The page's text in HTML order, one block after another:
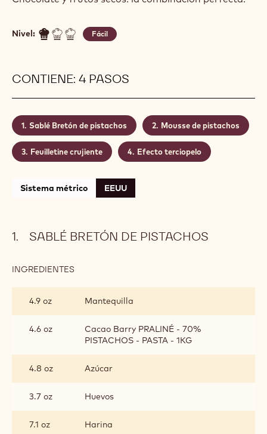
Nivel: Fácil
CONTIENE: 4 PASOS
Sablé Bretón de pistachos Mousse de pistachos
Feuilletine crujiente Efecto terciopelo
Sistema métrico EEUU
SABLÉ BRETÓN DE PISTACHOS
INGREDIENTES
DE
PISTACHOS
4.9 oz Mantequilla
4.6 oz
Cacao Barry PRALINÉ - 70%
PISTACHOS - PASTA - 1KG
4.8 oz Azúcar
3.7 oz Huevos
7.1 oz Harina